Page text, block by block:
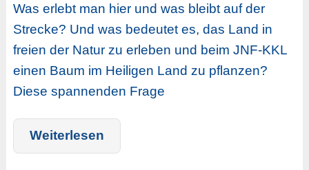
Was erlebt man hier und was bleibt auf der
Strecke? Und was bedeutet es, das Land in
freien der Natur zu erleben und beim JNF-KKL
einen Baum im Heiligen Land zu pflanzen?
Diese spannenden Frage
Weiterlesen